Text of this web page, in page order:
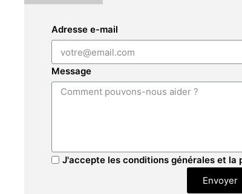
Adresse e-mail
Message
J'accepte les conditions générales et
Envoyer